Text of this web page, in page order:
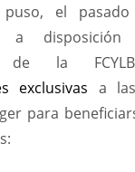
puso, el
a
de la
exclusivas a
para